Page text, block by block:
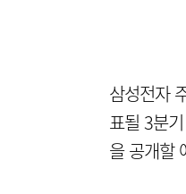
삼성전자
표될 3분
을 공개할